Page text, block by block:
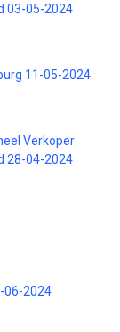
03-05-2024
11-05-2024
Verkoper
28-04-2024
06-2024